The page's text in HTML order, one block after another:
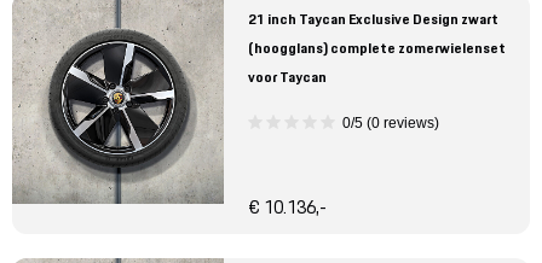
21 inch Taycan Exclusive Design zwart
(hoogglans) complete zomerwielenset
voor Taycan
0/5 (0 reviews)
€ 10.136,-